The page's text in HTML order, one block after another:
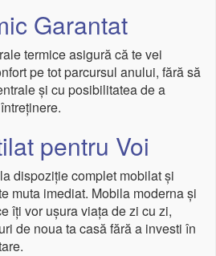
Garantat
termice asigură că te vei
pe tot parcursul anului, fără să
și cu posibilitatea de a
pentru Voi
dispoziție complet mobilat și
muta imediat. Mobila moderna și
îți vor ușura viața de zi cu zi,
de noua ta casă fără a investi în